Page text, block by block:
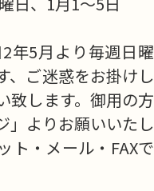
年5月より毎週日曜
、ご迷惑をお掛けし
致します。御用の方
」よりお願いいたし
ト・メール・FAXで